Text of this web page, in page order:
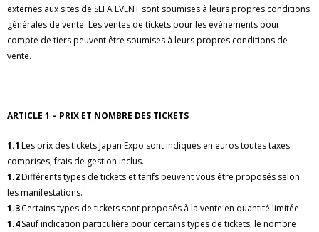
externes aux sites de SEFA EVENT sont soumises à leurs propres conditions
générales de vente. Les ventes de tickets pour les évènements pour
compte de tiers peuvent être soumises à leurs propres conditions de
vente.
ARTICLE 1 – PRIX ET NOMBRE DES TICKETS
1.1 Les prix des tickets Japan Expo sont indiqués en euros toutes taxes
comprises, frais de gestion inclus.
1.2Différents types de tickets et tarifs peuvent vous être proposés selon
les manifestations.
1.3Certains types de tickets sont proposés à la vente en quantité limitée.
1.4Sauf indication particulière pour certains types de tickets, le nombre